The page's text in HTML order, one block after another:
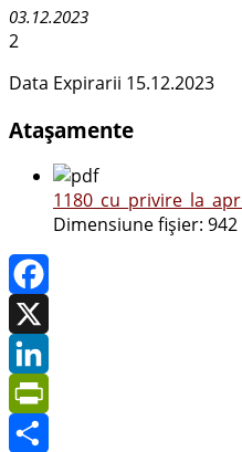
03.12.2023
2
Data Expirarii 15.12.2023
Atașamente
Dimensiune fișier: 942
Facebook
X
LinkedIn
PrintFriendly